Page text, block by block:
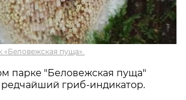
пуща».
парке "Беловежская пуща"
гриб-индикатор.